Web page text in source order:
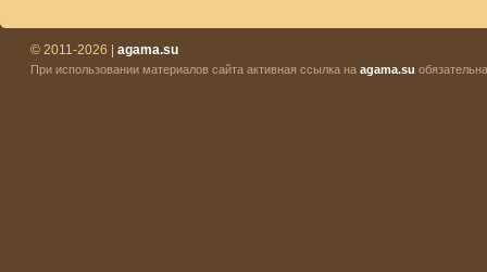
© 2011-2026 | agama.su
При использовании материалов сайта активная ссылка на agama.su